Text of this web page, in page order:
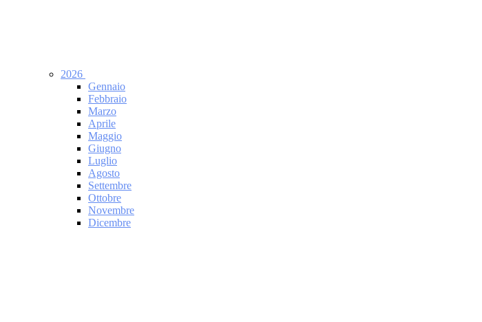
2026
Gennaio
Febbraio
Marzo
Aprile
Maggio
Giugno
Luglio
Agosto
Settembre
Ottobre
Novembre
Dicembre